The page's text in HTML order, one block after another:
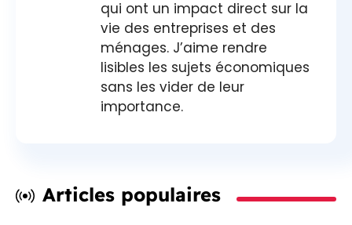
qui ont un impact direct sur la
vie des entreprises et des
ménages. J’aime rendre
lisibles les sujets économiques
sans les vider de leur
importance.
Articles populaires